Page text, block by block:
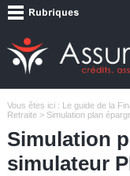
Vous êtes ici : Le guide de la
Retraite> Simulation plan
Simulation
simulateur